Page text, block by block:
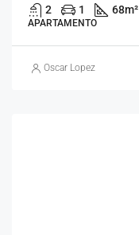
2 1 68m²
APARTAMENTO
Oscar Lopez